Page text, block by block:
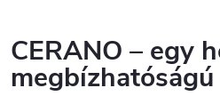
CERANO – egy